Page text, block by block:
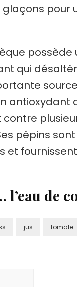
glaçons pour
possède
qui
antioxydant
pépins sont
et
l’eau de
jus tomate